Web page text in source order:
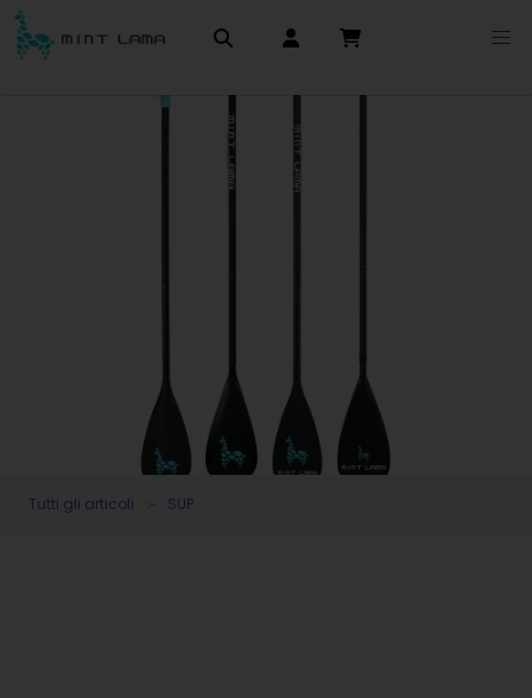
Tutti gli articoli SUP